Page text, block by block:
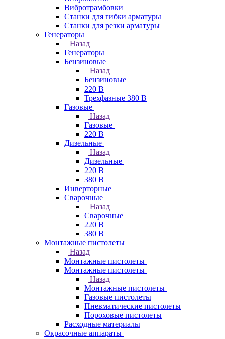
Вибротрамбовки
Станки для гибки арматуры
Станки для резки арматуры
Генераторы
Назад
Генераторы
Бензиновые
Назад
Бензиновые
220 В
Трехфазные 380 В
Газовые
Назад
Газовые
220 В
Дизельные
Назад
Дизельные
220 В
380 В
Инверторные
Сварочные
Назад
Сварочные
220 В
380 В
Монтажные пистолеты
Назад
Монтажные пистолеты
Монтажные пистолеты
Назад
Монтажные пистолеты
Газовые пистолеты
Пневматические пистолеты
Пороховые пистолеты
Расходные материалы
Окрасочные аппараты